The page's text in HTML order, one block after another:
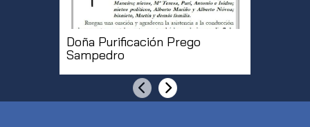
Doña Purificación Prego
Sampedro
AnteriorSiguiente